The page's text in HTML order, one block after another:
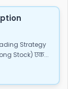
Strategy
Stock) एक...